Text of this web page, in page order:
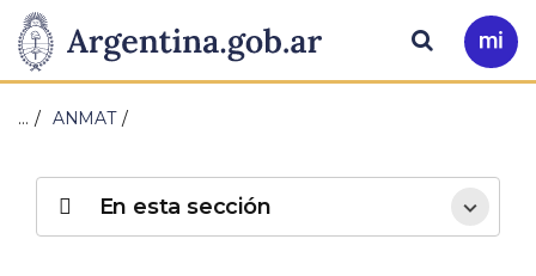
Presidencia
de
Nación
Pasar al contenido principal
Ir
a
Buscar
… ANMAT
En esta sección